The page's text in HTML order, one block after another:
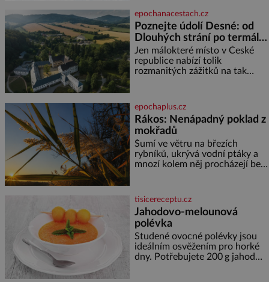
železný sloup, který už přibližně
1 600 let odolává počasí
epochanacestach.cz
Poznejte údolí Desné: od
Dlouhých strání po termální
prameny
Jen málokteré místo v České
republice nabízí tolik
rozmanitých zážitků na tak
jediného dne můžete
nahlédnout do útrob jedné z
nejvýznamnějších vodních
elektráren v Evropě, vydat se na
horské hřebeny, projet se na
koloběžce a den zakončit
poznáváním památek ve
epochaplus.cz
Rákos: Nenápadný poklad z
mokřadů
Šumí ve větru na březích
rybníků, ukrývá vodní ptáky a
mnozí kolem něj procházejí bez
lodě, zapisovat první texty a
inspiroval řadu pověstí. Tato
skromná, ale užitečná rostlina
provází člověka už tisíce let.
Většina lidí vnímá rákos jen jako
obyčejnou kulisu letního
koupání. Stačí se však podívat
tisicereceptu.cz
Jahodovo-melounová
polévka
Studené ovocné polévky jsou
ideálním osvěžením pro horké
dny. Potřebujete 200 g jahod